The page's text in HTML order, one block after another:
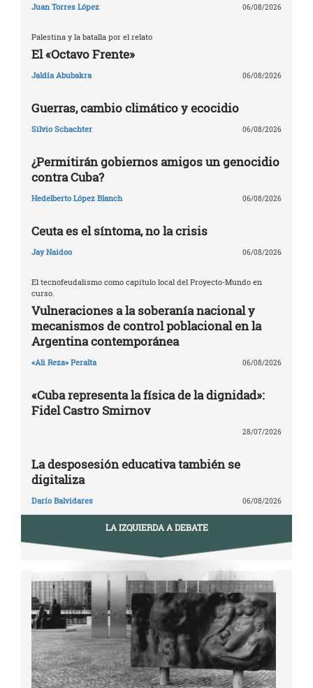
Juan Torres López 06/08/2026
Palestina y la batalla por el relato
El «Octavo Frente»
Jaldía Abubakra 06/08/2026
Guerras, cambio climático y ecocidio
Silvio Schachter 06/08/2026
¿Permitirán gobiernos amigos un genocidio
contra Cuba?
Hedelberto López Blanch 06/08/2026
Ceuta es el síntoma, no la crisis
Jay Naidoo 06/08/2026
El tecnofeudalismo como capítulo local del Proyecto-Mundo en
curso.
Vulneraciones a la soberanía nacional y
mecanismos de control poblacional en la
Argentina contemporánea
«Ali Reza» Peralta 06/08/2026
«Cuba representa la física de la dignidad»:
Fidel Castro Smirnov
28/07/2026
La desposesión educativa también se
digitaliza
Darío Balvidares 06/08/2026
LA IZQUIERDA A DEBATE